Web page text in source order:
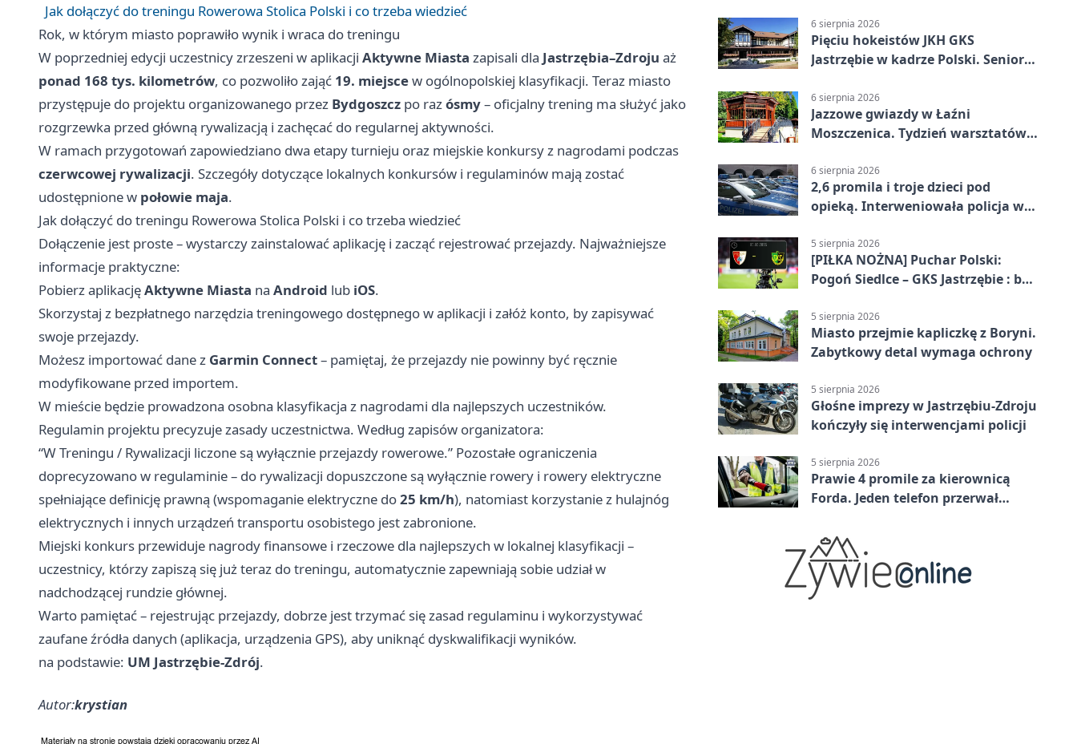
Jak dołączyć do treningu Rowerowa Stolica Polski i co trzeba wiedzieć
Rok, w którym miasto poprawiło wynik i wraca do treningu
W poprzedniej edycji uczestnicy zrzeszeni w aplikacji Aktywne Miasta zapisali dla Jastrzębia–Zdroju aż
ponad 168 tys. kilometrów, co pozwoliło zająć 19. miejscew ogólnopolskiej klasyfikacji. Teraz miasto
przystępuje do projektu organizowanego przez Bydgoszcz po razósmy– oficjalny trening ma służyć jako
rozgrzewka przed główną rywalizacją i zachęcać do regularnej aktywności.
W ramach przygotowań zapowiedziano dwa etapy turnieju oraz miejskie konkursy z nagrodami podczas
czerwcowej rywalizacji. Szczegóły dotyczące lokalnych konkursów i regulaminów mają zostać
udostępnione w połowie maja.
Jak dołączyć do treningu Rowerowa Stolica Polski i co trzeba wiedzieć
Dołączenie jest proste – wystarczy zainstalować aplikację i zacząć rejestrować przejazdy. Najważniejsze
informacje praktyczne:
Pobierz aplikacjęAktywne Miasta na Android lub iOS.
Skorzystaj z bezpłatnego narzędzia treningowego dostępnego w aplikacji i załóż konto, by zapisywać
swoje przejazdy.
Możesz importować dane z Garmin Connect– pamiętaj, że przejazdy nie powinny być ręcznie
modyfikowane przed importem.
W mieście będzie prowadzona osobna klasyfikacja z nagrodami dla najlepszych uczestników.
Regulamin projektu precyzuje zasady uczestnictwa. Według zapisów organizatora:
“W Treningu / Rywalizacji liczone są wyłącznie przejazdy rowerowe.” Pozostałe ograniczenia
doprecyzowano w regulaminie – do rywalizacji dopuszczone są wyłącznie rowery i rowery elektryczne
spełniające definicję prawną (wspomaganie elektryczne do25 km/h), natomiast korzystanie z hulajnóg
elektrycznych i innych urządzeń transportu osobistego jest zabronione.
Miejski konkurs przewiduje nagrody finansowe i rzeczowe dla najlepszych w lokalnej klasyfikacji –
uczestnicy, którzy zapiszą się już teraz do treningu, automatycznie zapewniają sobie udział w
nadchodzącej rundzie głównej.
Warto pamiętać – rejestrując przejazdy, dobrze jest trzymać się zasad regulaminu i wykorzystywać
zaufane źródła danych (aplikacja, urządzenia GPS), aby uniknąć dyskwalifikacji wyników.
na podstawie: UM Jastrzębie-Zdrój.
Autor:krystian
6 sierpnia 2026
Pięciu hokeistów JKH GKS
Jastrzębie w kadrze Polski. Seniorzy
6 sierpnia 2026
Jazzowe gwiazdy w Łaźni
Moszczenica. Tydzień warsztatów
6 sierpnia 2026
2,6 promila i troje dzieci pod
opieką. Interweniowała policja w
5 sierpnia 2026
[PIŁKA NOŻNA] Puchar Polski:
Pogoń Siedlce – GKS Jastrzębie : bez
5 sierpnia 2026
Miasto przejmie kapliczkę z Boryni.
Zabytkowy detal wymaga ochrony
5 sierpnia 2026
Głośne imprezy w Jastrzębiu-Zdroju
kończyły się interwencjami policji
5 sierpnia 2026
Prawie 4 promile za kierownicą
Forda. Jeden telefon przerwał